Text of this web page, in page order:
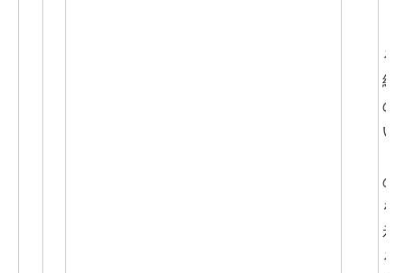
る
経
の
い
の
を
示
る